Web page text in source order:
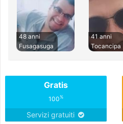
48 anni
Fusagasuga
41 anni
Tocancipa
Gratis
100%
Servizi gratuiti